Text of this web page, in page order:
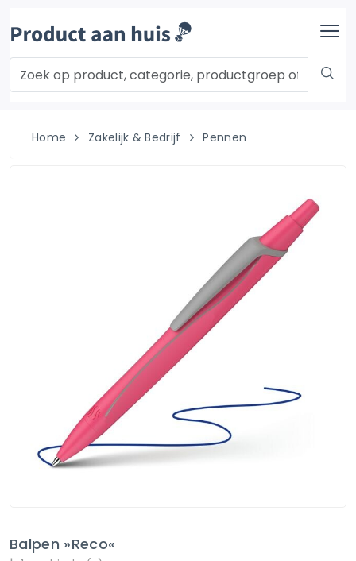
Home Zakelijk & Bedrijf Pennen
Balpen »Reco«